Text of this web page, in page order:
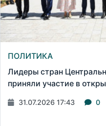
ПОЛИТИКА
Лидеры стран
приняли участие в
31.07.2026 17:43 0